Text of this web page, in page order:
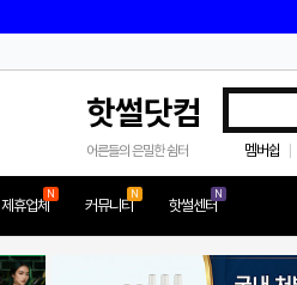
핫썰닷컴
어른들의 은밀한 쉼터 멤버쉽
제휴업체
N
커뮤니티
N
핫썰센터
N